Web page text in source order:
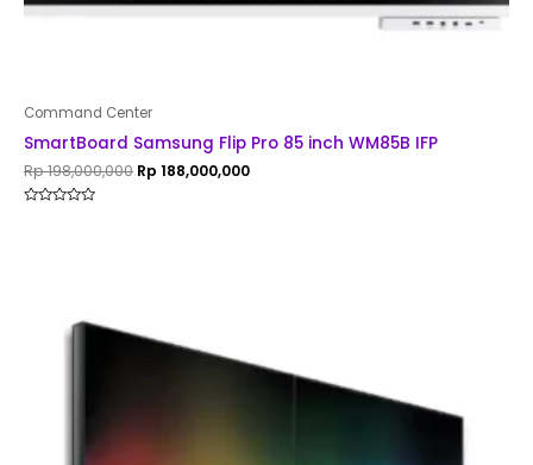
Command Center
SmartBoard Samsung Flip Pro 85 inch WM85B IFP
Rp198,000,000 Rp 188,000,000